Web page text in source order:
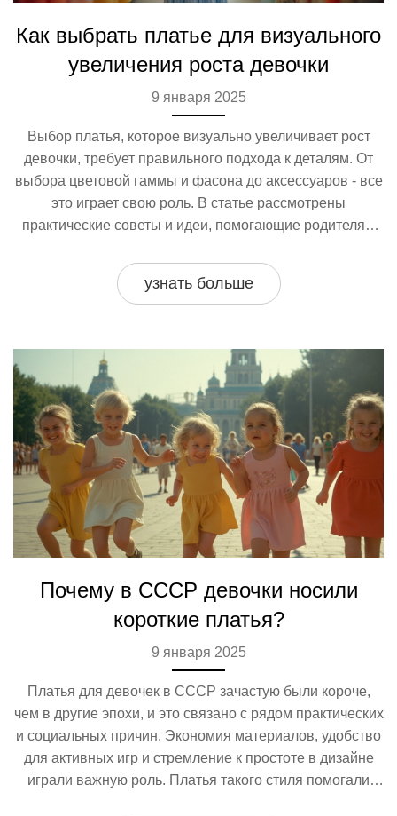
Как выбрать платье для визуального
увеличения роста девочки
9 января 2025
Выбор платья, которое визуально увеличивает рост
девочки, требует правильного подхода к деталям. От
выбора цветовой гаммы и фасона до аксессуаров - все
это играет свою роль. В статье рассмотрены
практические советы и идеи, помогающие родителям
Читатели узнают о том, на что важно обратить
внимание, чтобы девочка выглядела увереннее и
узнать больше
Почему в СССР девочки носили
короткие платья?
9 января 2025
Платья для девочек в СССР зачастую были короче,
чем в другие эпохи, и это связано с рядом практических
и социальных причин. Экономия материалов, удобство
для активных игр и стремление к простоте в дизайне
играли важную роль. Платья такого стиля помогали